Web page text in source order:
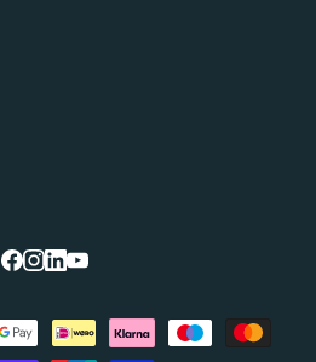
facebook
instagram
linkedin
youtube